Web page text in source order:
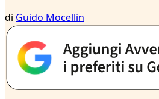
di Guido Mocellin